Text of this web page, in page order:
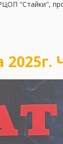
"Стайки",